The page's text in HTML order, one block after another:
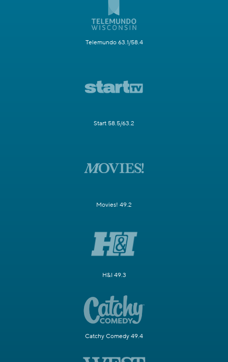
Telemundo 63.1/58.4
Start 58.5/63.2
Movies! 49.2
H&I 49.3
Catchy Comedy 49.4